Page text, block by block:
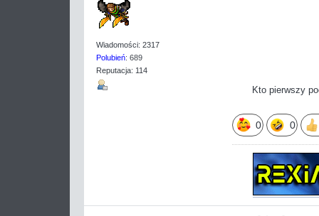
Wiadomości: 2317
Polubień: 689
Reputacja: 114
Kto pierwszy
0 0